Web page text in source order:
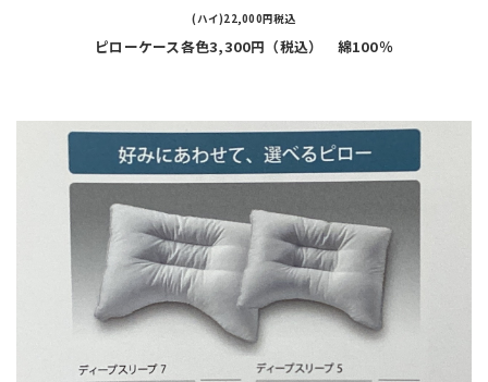
(ハイ)22,000円税込
ピローケース各色3,300円（税込） 綿100％